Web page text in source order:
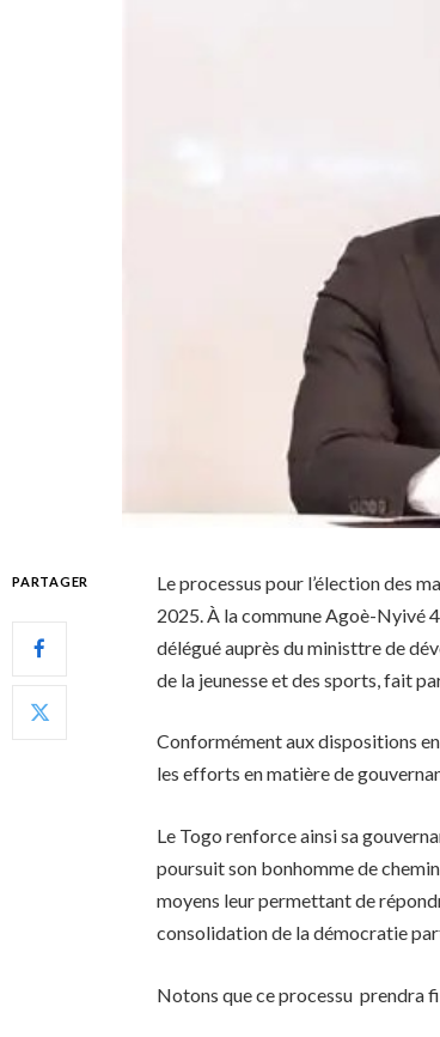
PARTAGER
Le processus pour l’élection des
2025. À la commune Agoè-Nyivé
délégué auprès du ministtre de
de la jeunesse et des sports, fait
Conformément aux dispositions
les efforts en matière de
Le Togo renforce ainsi sa
poursuit son bonhomme de
moyens leur permettant de
consolidation de la démocratie
Notons que ce processu prendra